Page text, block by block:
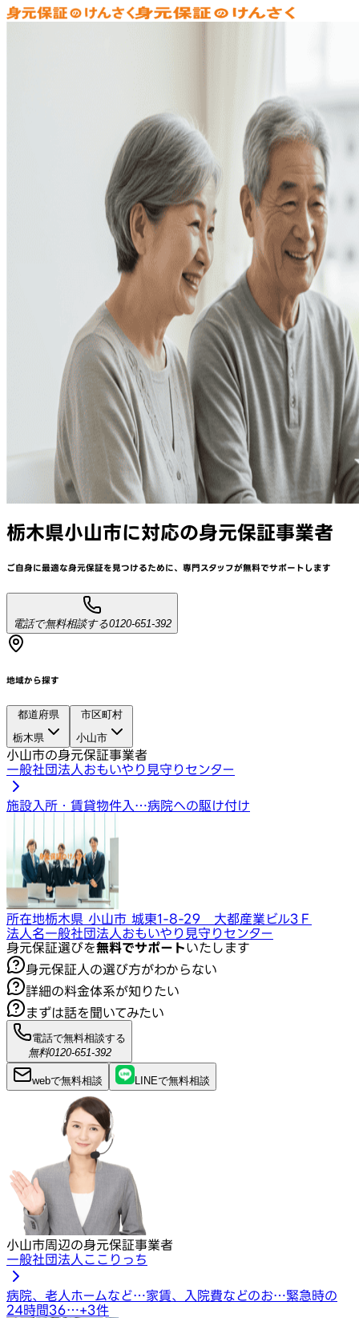
栃木県小山市に対応の身元保証事業者
ご自身に最適な身元保証を見つけるために、 専門スタッフが無料でサポートします
電話で無料相談する0120-651-392
地域から探す
都道府県
栃木県
市区町村
小山市
小山市の身元保証事業者
一般社団法人おもいやり見守りセンター
施設入所・賃貸物件入…病院への駆け付け
所在地栃木県 小山市 城東1-8-29 大都産業ビル3Ｆ
法人名一般社団法人おもいやり見守りセンター
身元保証選びを無料でサポートいたします
身元保証人の選び方がわからない
詳細の料金体系が知りたい
まずは話を聞いてみたい
電話で無料相談する
無料0120-651-392
webで無料相談 LINEで無料相談
小山市周辺の身元保証事業者
一般社団法人ここりっち
病院、老人ホームなど…家賃、入院費などのお…緊急時の
24時間36…+3件